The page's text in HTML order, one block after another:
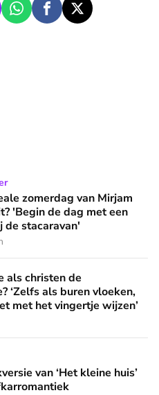
van Mirjam Bouwman eruit?
zomerdag van Mirjam
'Begin de dag met een
de stacaravan'
buurtbarbecue? ‘Zelfs als
als christen de
‘Zelfs als buren vloeken,
met het vingertje wijzen’
kleine huis’ biedt fijne
van ‘Het kleine huis’